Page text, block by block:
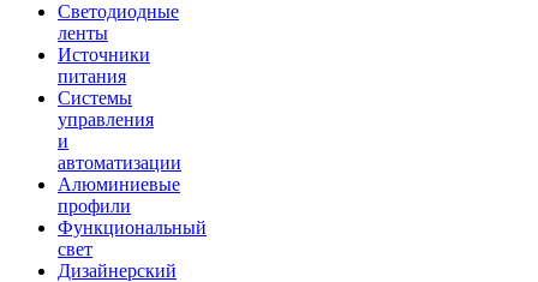
Светодиодные
ленты
Источники
питания
Системы
управления
и
автоматизации
Алюминиевые
профили
Функциональный
свет
Дизайнерский